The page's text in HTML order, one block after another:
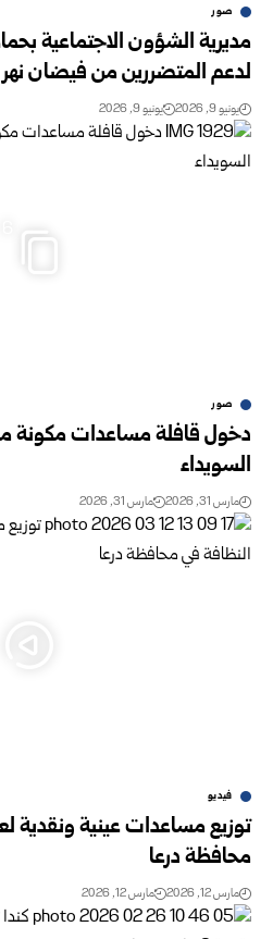
صور
مديرية الشؤون الاجتماعية
لدعم المتضررين من فيضان نهر
يونيو 9, 2026 يونيو 9, 2026
صور
السويداء
مارس 31, 2026 مارس 31, 2026
فيديو
توزيع مساعدات عينية ونقدية
محافظة درعا
مارس 12, 2026 مارس 12, 2026